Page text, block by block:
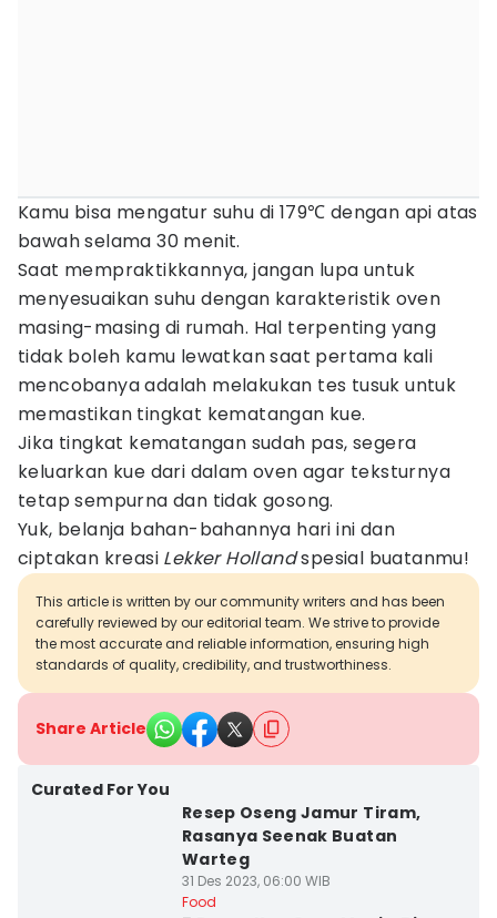
Kamu bisa mengatur suhu di 179℃ dengan api atas
bawah selama 30 menit.
Saat mempraktikkannya, jangan lupa untuk
menyesuaikan suhu dengan karakteristik oven
masing-masing di rumah. Hal terpenting yang
tidak boleh kamu lewatkan saat pertama kali
mencobanya adalah melakukan tes tusuk untuk
memastikan tingkat kematangan kue.
Jika tingkat kematangan sudah pas, segera
keluarkan kue dari dalam oven agar teksturnya
tetap sempurna dan tidak gosong.
Yuk, belanja bahan-bahannya hari ini dan
ciptakan kreasi Lekker Hollandspesial buatanmu!
This article is written by our community writers and has been
carefully reviewed by our editorial team. We strive to provide
the most accurate and reliable information, ensuring high
standards of quality, credibility, and trustworthiness.
Share Article
Curated For You
Resep Oseng Jamur Tiram,
Rasanya Seenak Buatan
Warteg
31 Des 2023, 06:00 WIB
Food